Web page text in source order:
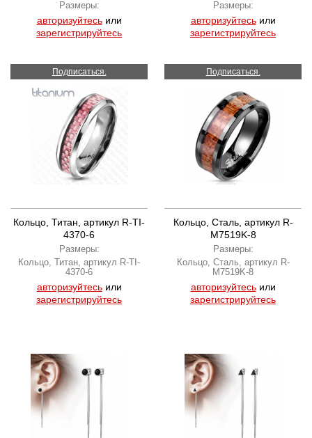
Размеры:
авторизуйтесьили
зарегистрируйтесь
Размеры:
авторизуйтесьили
зарегистрируйтесь
Подписаться.
Кольцо, Титан, артикул R-TI-
4370-6
Размеры:
Кольцо, Титан, артикул R-TI-
4370-6
авторизуйтесьили
зарегистрируйтесь
Подписаться.
Кольцо, Сталь, артикул R-
M7519K-8
Размеры:
Кольцо, Сталь, артикул R-
M7519K-8
авторизуйтесьили
зарегистрируйтесь